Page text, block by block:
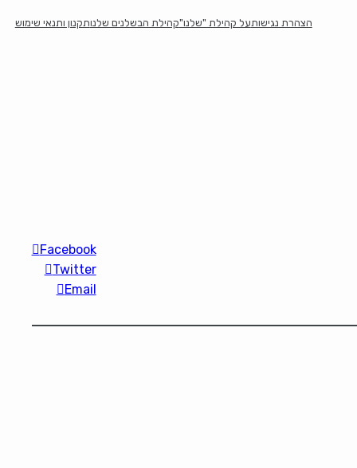
הצהרת נגישותעל קהילת "שלנו"קהילת הבשלנים שלנותקנון ותנאי שימוש
Facebook
Twitter
Email